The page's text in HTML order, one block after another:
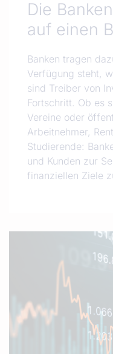
Die
auf einen
Banken tragen
Verfügung steht,
sind Treiber von
Fortschritt. Ob es
Vereine oder
Arbeitnehmer,
Studierende:
und Kunden zur
finanziellen Ziele